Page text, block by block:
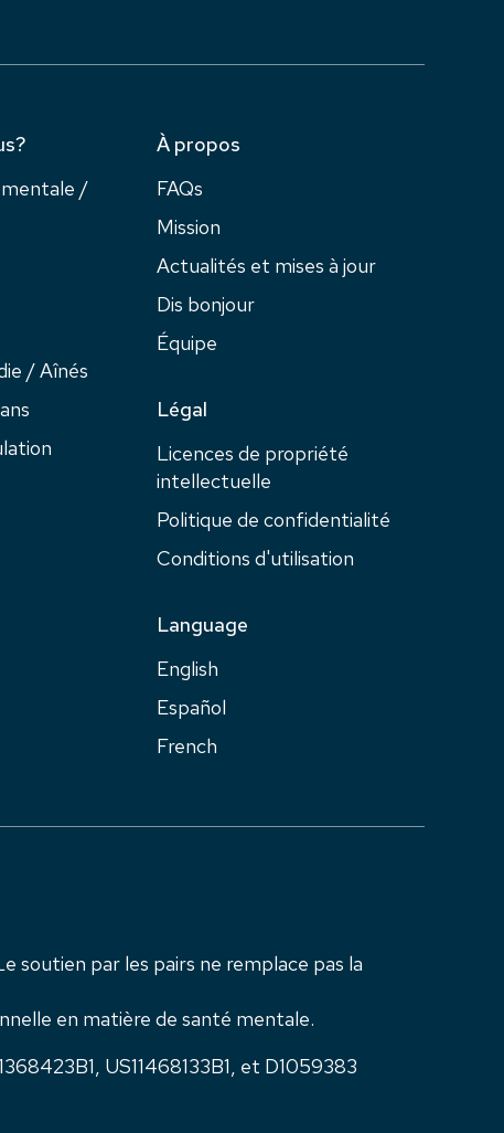
/
/ Aînés
À propos
FAQs
Mission
Actualités et mises à jour
Dis bonjour
Équipe
Légal
Licences de propriété
intellectuelle
Politique de confidentialité
Conditions d'utilisation
Language
English
Español
French
soutien par les pairs ne remplace pas la
en matière de santé mentale.
US11468133B1, et D1059383